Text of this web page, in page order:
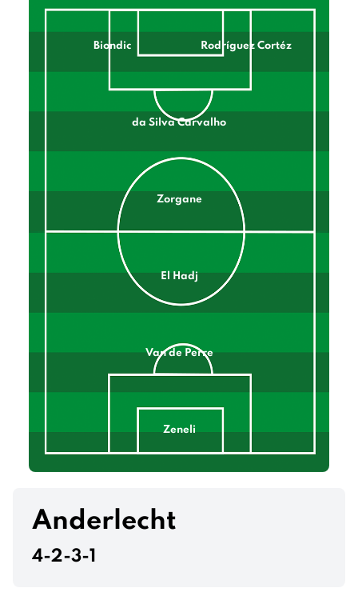
Biondic Rodríguez Cortéz
da Silva Carvalho
Zorgane
El Hadj
Van de Perre
Zeneli
Anderlecht
4-2-3-1